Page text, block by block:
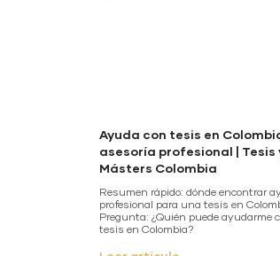
Ayuda con tesis en
asesoría profesional | Tesis
Másters Colombia
Resumen rápido: dónde encontrar
profesional para una tesis en
Pregunta: ¿Quién puede ayudarme
tesis en Colombia?